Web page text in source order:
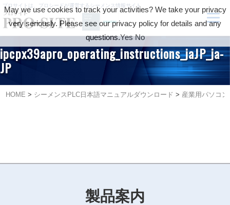
プロサイトは、プロシードが運営するシーメンス情報サイト
ipcpx39apro_operating_instructions_jaJP_ja-
JP
HOME > シーメンスPLC日本語マニュアルダウンロード > 産業用パソコ
製品案内
May we use cookies to track your activities? We take your privacy
very seriously. Please see our privacy policy for details and any
questions.Yes No